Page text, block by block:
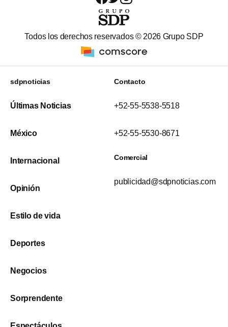
Todos los derechos reservados © 2026 Grupo SDP
sdpnoticias
Últimas Noticias
México
Internacional
Opinión
Estilo de vida
Deportes
Negocios
Sorprendente
Contacto
+52-55-5538-5518
+52-55-5530-8671
Comercial
publicidad@sdpnoticias.com